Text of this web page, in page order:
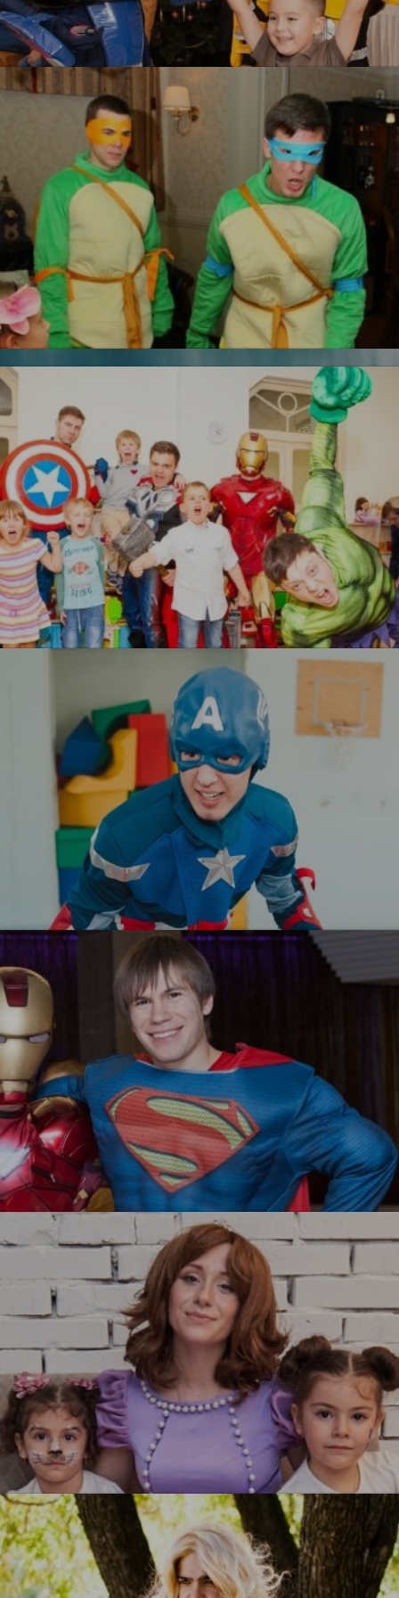
Трансформеры
УЗНАТЬ БОЛЬШЕ
Черепашки ниндзя
Новинка!
Бесплатная фотосъемка *
УЗНАТЬ БОЛЬШЕ
Железный человек
УЗНАТЬ БОЛЬШЕ
Мстители
УЗНАТЬ БОЛЬШЕ
Капитан Америка
УЗНАТЬ БОЛЬШЕ
Супермен
УЗНАТЬ БОЛЬШЕ
Принцесса София